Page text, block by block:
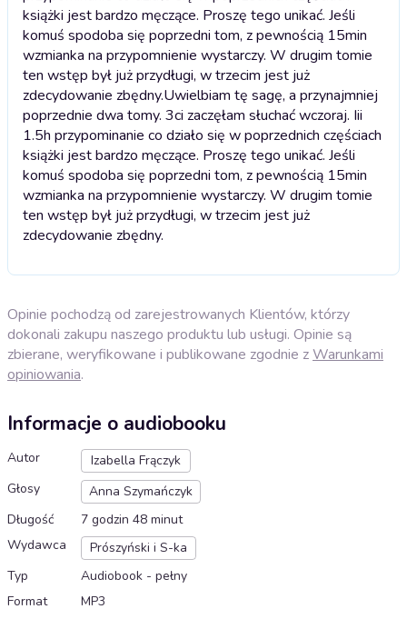
książki jest bardzo męczące. Proszę tego unikać. Jeśli
komuś spodoba się poprzedni tom, z pewnością 15min
wzmianka na przypomnienie wystarczy. W drugim tomie
ten wstęp był już przydługi, w trzecim jest już
zdecydowanie zbędny.Uwielbiam tę sagę, a przynajmniej
poprzednie dwa tomy. 3ci zaczęłam słuchać wczoraj. Iii
1.5h przypominanie co działo się w poprzednich częściach
książki jest bardzo męczące. Proszę tego unikać. Jeśli
komuś spodoba się poprzedni tom, z pewnością 15min
wzmianka na przypomnienie wystarczy. W drugim tomie
ten wstęp był już przydługi, w trzecim jest już
zdecydowanie zbędny.
Opinie pochodzą od zarejestrowanych Klientów, którzy
dokonali zakupu naszego produktu lub usługi. Opinie są
zbierane, weryfikowane i publikowane zgodnie zWarunkami
opiniowania.
Informacje o audiobooku
Autor
Izabella Frączyk
Głosy
Anna Szymańczyk
Długość
7 godzin 48 minut
Wydawca
Prószyński i S-ka
Typ
Audiobook - pełny
Format
MP3